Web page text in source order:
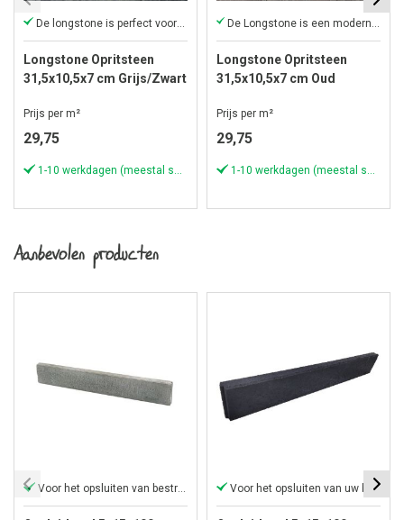
De longstone is perfect voor een oprit!
Longstone Opritsteen
31,5x10,5x7 cm Grijs/Zwart
Prijs per m²
29,75
De Longstone is een moderne, elegante steen
Longstone Opritsteen
31,5x10,5x7 cm Oud
Prijs per m²
29,75
Aanbevolen producten
Voor het opsluiten van bestrating Voor het opsluiten van uw bestrating